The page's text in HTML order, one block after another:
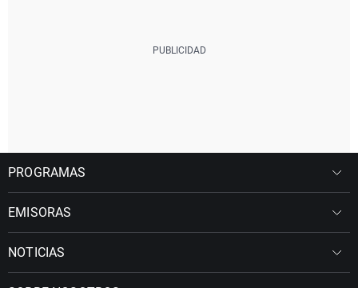
PROGRAMAS
EMISORAS
NOTICIAS